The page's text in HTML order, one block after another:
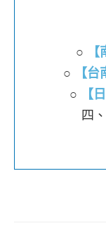
○
○
【
○
【
四、